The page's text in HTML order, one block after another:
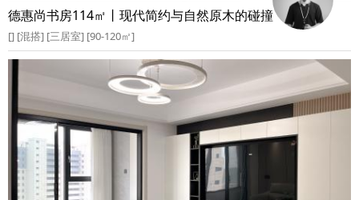
德惠尚书房114㎡丨现代简约与自然原木的碰撞
[] [混搭] [三居室] [90-120㎡]